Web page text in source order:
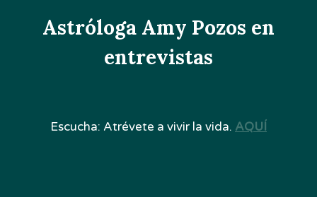
Astróloga Amy Pozos en
entrevistas
Escucha: Atrévete a vivir la vida. AQUÍ